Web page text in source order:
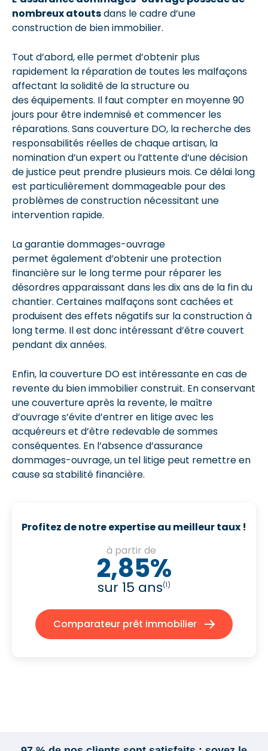
nombreux atoutsdans le cadre d’une
construction de bien immobilier.
Tout d’abord, elle permet d’obtenir plus
rapidement la réparation de toutes les malfaçons
affectant la solidité de la structure ou
des équipements. Il faut compter en moyenne 90
jours pour être indemnisé et commencer les
réparations. Sans couverture DO, la recherche des
responsabilités réelles de chaque artisan, la
nomination d’un expert ou l’attente d’une décision
de justice peut prendre plusieurs mois. Ce délai long
est particulièrement dommageable pour des
problèmes de construction nécessitant une
intervention rapide.
La garantie dommages-ouvrage
permet également d’obtenir une protection
financière sur le long terme pour réparer les
désordres apparaissant dans les dix ans de la fin du
chantier. Certaines malfaçons sont cachées et
produisent des effets négatifs sur la construction à
long terme. Il est donc intéressant d’être couvert
pendant dix années.
Enfin, la couverture DO est intéressante en cas de
revente du bien immobilier construit. En conservant
une couverture après la revente, le maître
d’ouvrage s’évite d’entrer en litige avec les
acquéreurs et d’être redevable de sommes
conséquentes. En l’absence d’assurance
dommages-ouvrage, un tel litige peut remettre en
cause sa stabilité financière.
Profitez de notre expertise au meilleur taux !
à partir de
2,85%
sur 15 ans(1)
Comparateur prêt immobilier